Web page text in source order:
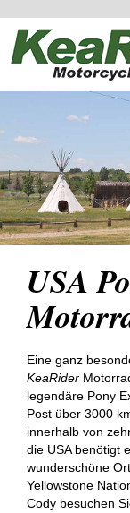
USA
Eine ganz
KeaRider
legendäre Pony
Post über 3000
innerhalb von
die USA benötigt
wunderschöne
Yellowstone
Cody besuchen